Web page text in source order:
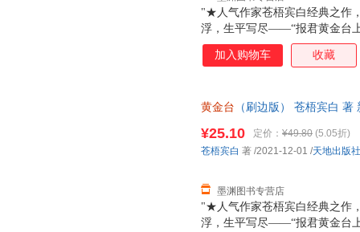
"★人气作家苍梧宾白经典之作
浮，生平写尽——“报君黄金台
负天下人，他不负他★凡有所
哭，十二载光阴，岁如长河，
加入购物车 收藏
黄金台 （刷边版） 苍梧宾白
"★人气作家苍梧宾白经典之作
浮，生平写尽——“报君黄金台
¥25.10 定价： ¥49.80 (5.05折)
墨渊图书专营店
苍梧宾白 著 /2021-12-01 /天地出版社